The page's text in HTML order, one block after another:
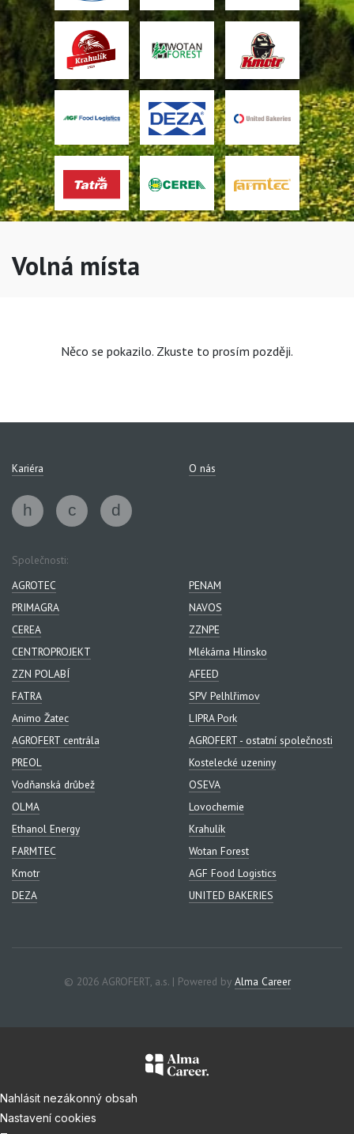
Volná místa
Něco se pokazilo. Zkuste to prosím později.
Kariéra O nás
Společnosti:
AGROTEC
PENAM
PRIMAGRA
NAVOS
CEREA
ZZNPE
CENTROPROJEKT
Mlékárna Hlinsko
ZZN POLABÍ
AFEED
FATRA
SPV Pelhlřimov
Animo Žatec
LIPRA Pork
AGROFERT centrála
AGROFERT - ostatní společnosti
PREOL
Kostelecké uzeniny
Vodňanská drůbež
OSEVA
OLMA
Lovochemie
Ethanol Energy
Krahulík
FARMTEC
Wotan Forest
Kmotr
AGF Food Logistics
DEZA
UNITED BAKERIES
© 2026 AGROFERT, a.s. | Powered by Alma Career
Nahlásit nezákonný obsah
Nastavení cookies